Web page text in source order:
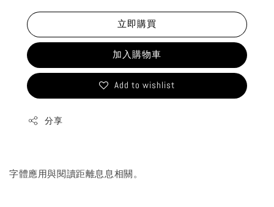
立即購買
加入購物車
Add to wishlist
分享
字體應用與閱讀距離息息相關。